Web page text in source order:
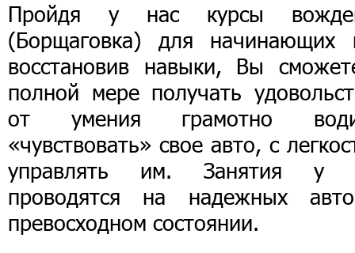
Пройдя у нас курсы
(Борщаговка) для начинающих
восстановив навыки, Вы
полной мере получать
от умения грамотно
«чувствовать» свое авто, с
управлять им. Занятия у
проводятся на надежных
превосходном состоянии.